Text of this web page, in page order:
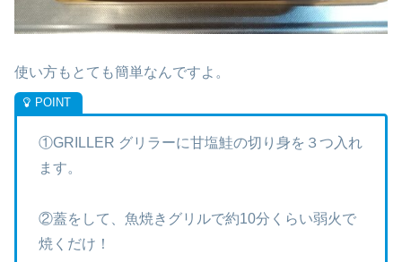
使い方もとても簡単なんですよ。
①GRILLER グリラーに甘塩鮭の切り身を３つ入れ
ます。
②蓋をして、魚焼きグリルで約10分くらい弱火で
焼くだけ！